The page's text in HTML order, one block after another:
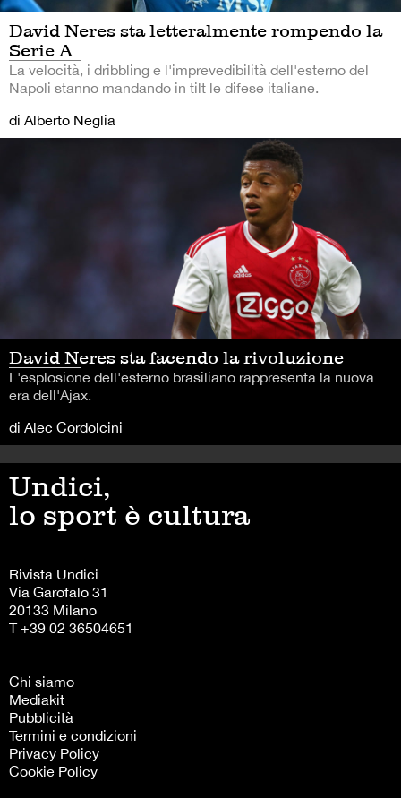
David Neres sta letteralmente rompendo la
Serie A
La velocità, i dribbling e l'imprevedibilità dell'esterno del
Napoli stanno mandando in tilt le difese italiane.
di Alberto Neglia
David Neres sta facendo la rivoluzione
L'esplosione dell'esterno brasiliano rappresenta la nuova
era dell'Ajax.
di Alec Cordolcini
Undici,
lo sport è cultura
Rivista Undici
Via Garofalo 31
20133 Milano
T +39 02 36504651
Chi siamo
Mediakit
Pubblicità
Termini e condizioni
Privacy Policy
Cookie Policy